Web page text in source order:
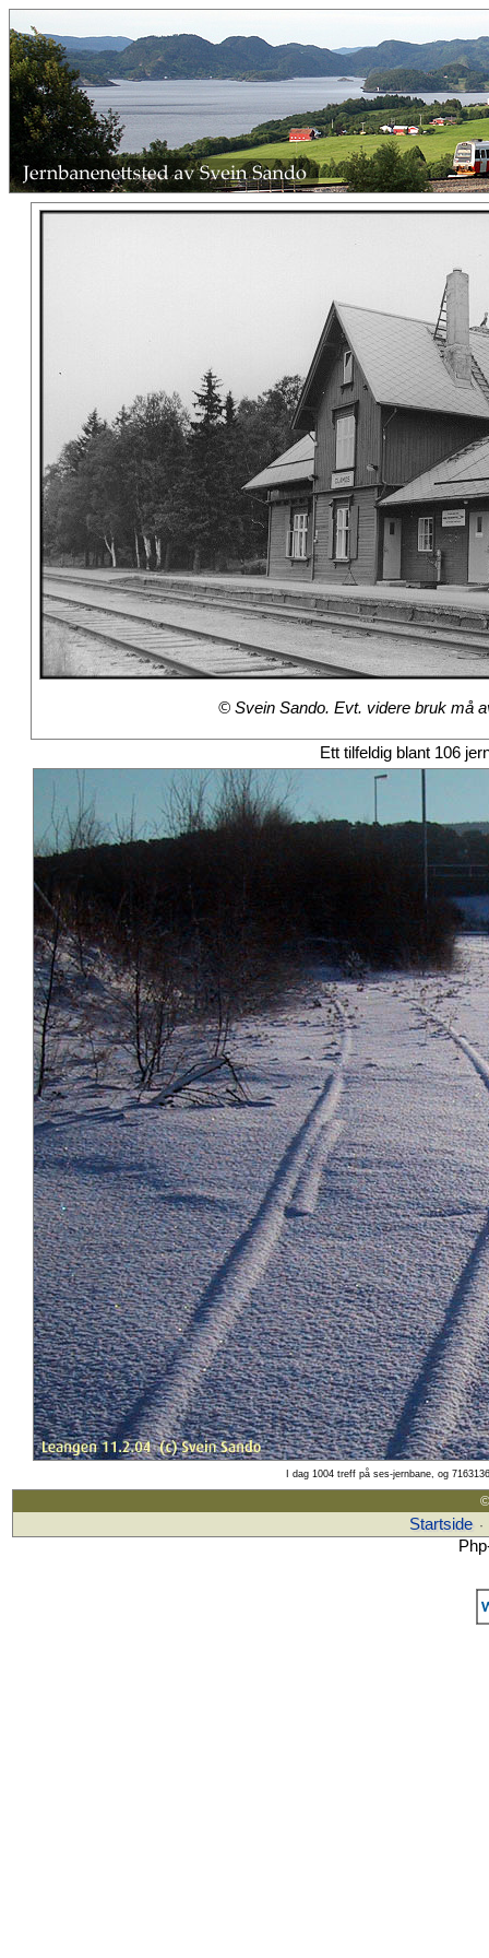
© Svein Sando. Evt. videre bruk må
Ett tilfeldig blant 106
I dag 1004 treff på ses-jernbane, og
Startside ·